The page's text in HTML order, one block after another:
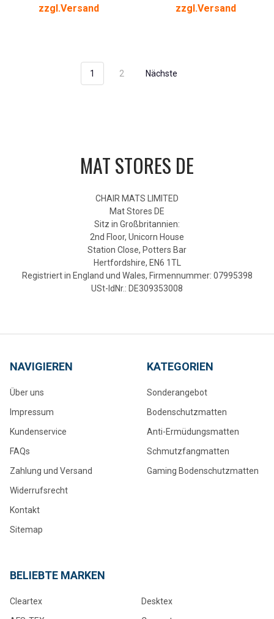
zzgl.Versand
zzgl.Versand
1 2 Nächste
MAT STORES DE
CHAIR MATS LIMITED
Mat Stores DE
Sitz in Großbritannien:
2nd Floor, Unicorn House
Station Close, Potters Bar
Hertfordshire, EN6 1TL
Registriert in England und Wales, Firmennummer: 07995398
USt-IdNr.: DE309353008
NAVIGIEREN
Über uns
Impressum
Kundenservice
FAQs
Zahlung und Versand
Widerrufsrecht
Kontakt
Sitemap
KATEGORIEN
Sonderangebot
Bodenschutzmatten
Anti-Ermüdungsmatten
Schmutzfangmatten
Gaming Bodenschutzmatten
BELIEBTE MARKEN
Cleartex
Desktex